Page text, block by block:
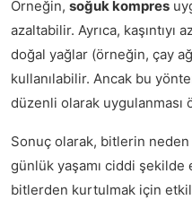
Örneğin, soğuk kompres
azaltabilir. Ayrıca, kaşıntıyı
doğal yağlar (örneğin, çay
kullanılabilir. Ancak bu
düzenli olarak uygulanması
Sonuç olarak, bitlerin neden
günlük yaşamı ciddi
bitlerden kurtulmak için